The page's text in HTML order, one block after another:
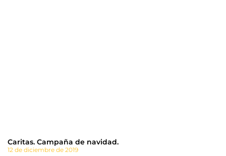
Caritas. Campaña de navidad.
12 de diciembre de 2019